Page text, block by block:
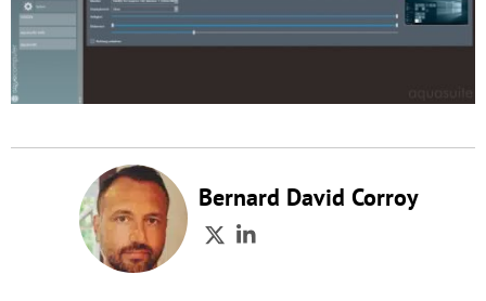
Bernard David Corroy
TwitterLinkedIn